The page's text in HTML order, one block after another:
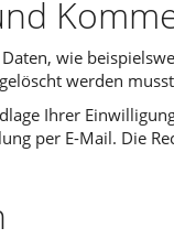
wie
werden
Ihrer
per E-Mail. Die